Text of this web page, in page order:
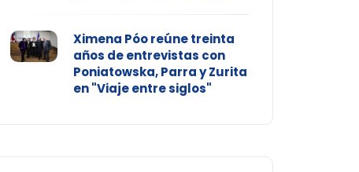
Ximena Póo reúne treinta
años de entrevistas con
Poniatowska, Parra y Zurita
en "Viaje entre siglos"